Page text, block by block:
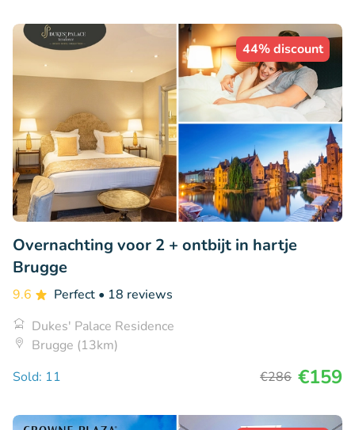
44% discount
Overnachting voor 2 + ontbijt in hartje
Brugge
9.6 Perfect • 18 reviews
Dukes' Palace Residence
Brugge (13km)
Sold: 11
€286 €159